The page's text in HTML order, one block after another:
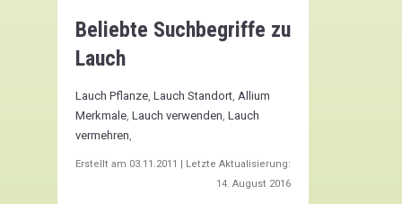
Beliebte Suchbegriffe zu
Lauch
Lauch Pflanze, Lauch Standort, Allium
Merkmale, Lauch verwenden, Lauch
vermehren,
Erstellt am 03.11.2011 | Letzte Aktualisierung:
14. August 2016